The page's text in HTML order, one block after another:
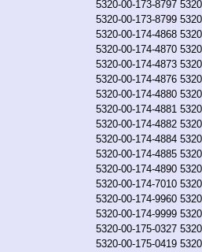
5320-00-173-8797
5320-00-173-8799
5320-00-174-4868
5320-00-174-4870
5320-00-174-4873
5320-00-174-4876
5320-00-174-4880
5320-00-174-4881
5320-00-174-4882
5320-00-174-4884
5320-00-174-4885
5320-00-174-4890
5320-00-174-7010
5320-00-174-9960
5320-00-174-9999
5320-00-175-0327
5320-00-175-0419